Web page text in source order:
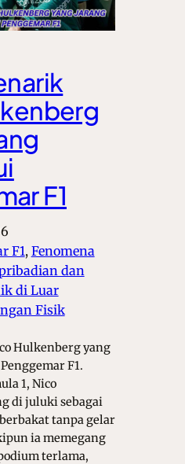
F1
F1, Fenomena
dan
di Luar
Fisik
Hulkenberg yang
F1.
1, Nico
di juluki sebagai
tanpa gelar
ia memegang
terlama,